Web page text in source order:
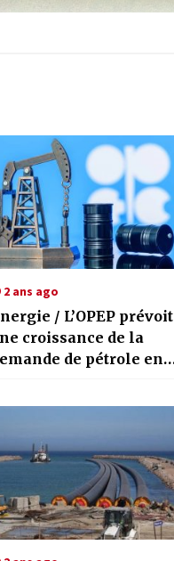
2 ans ago
/ L’OPEP prévoit
croissance de la
de pétrole en